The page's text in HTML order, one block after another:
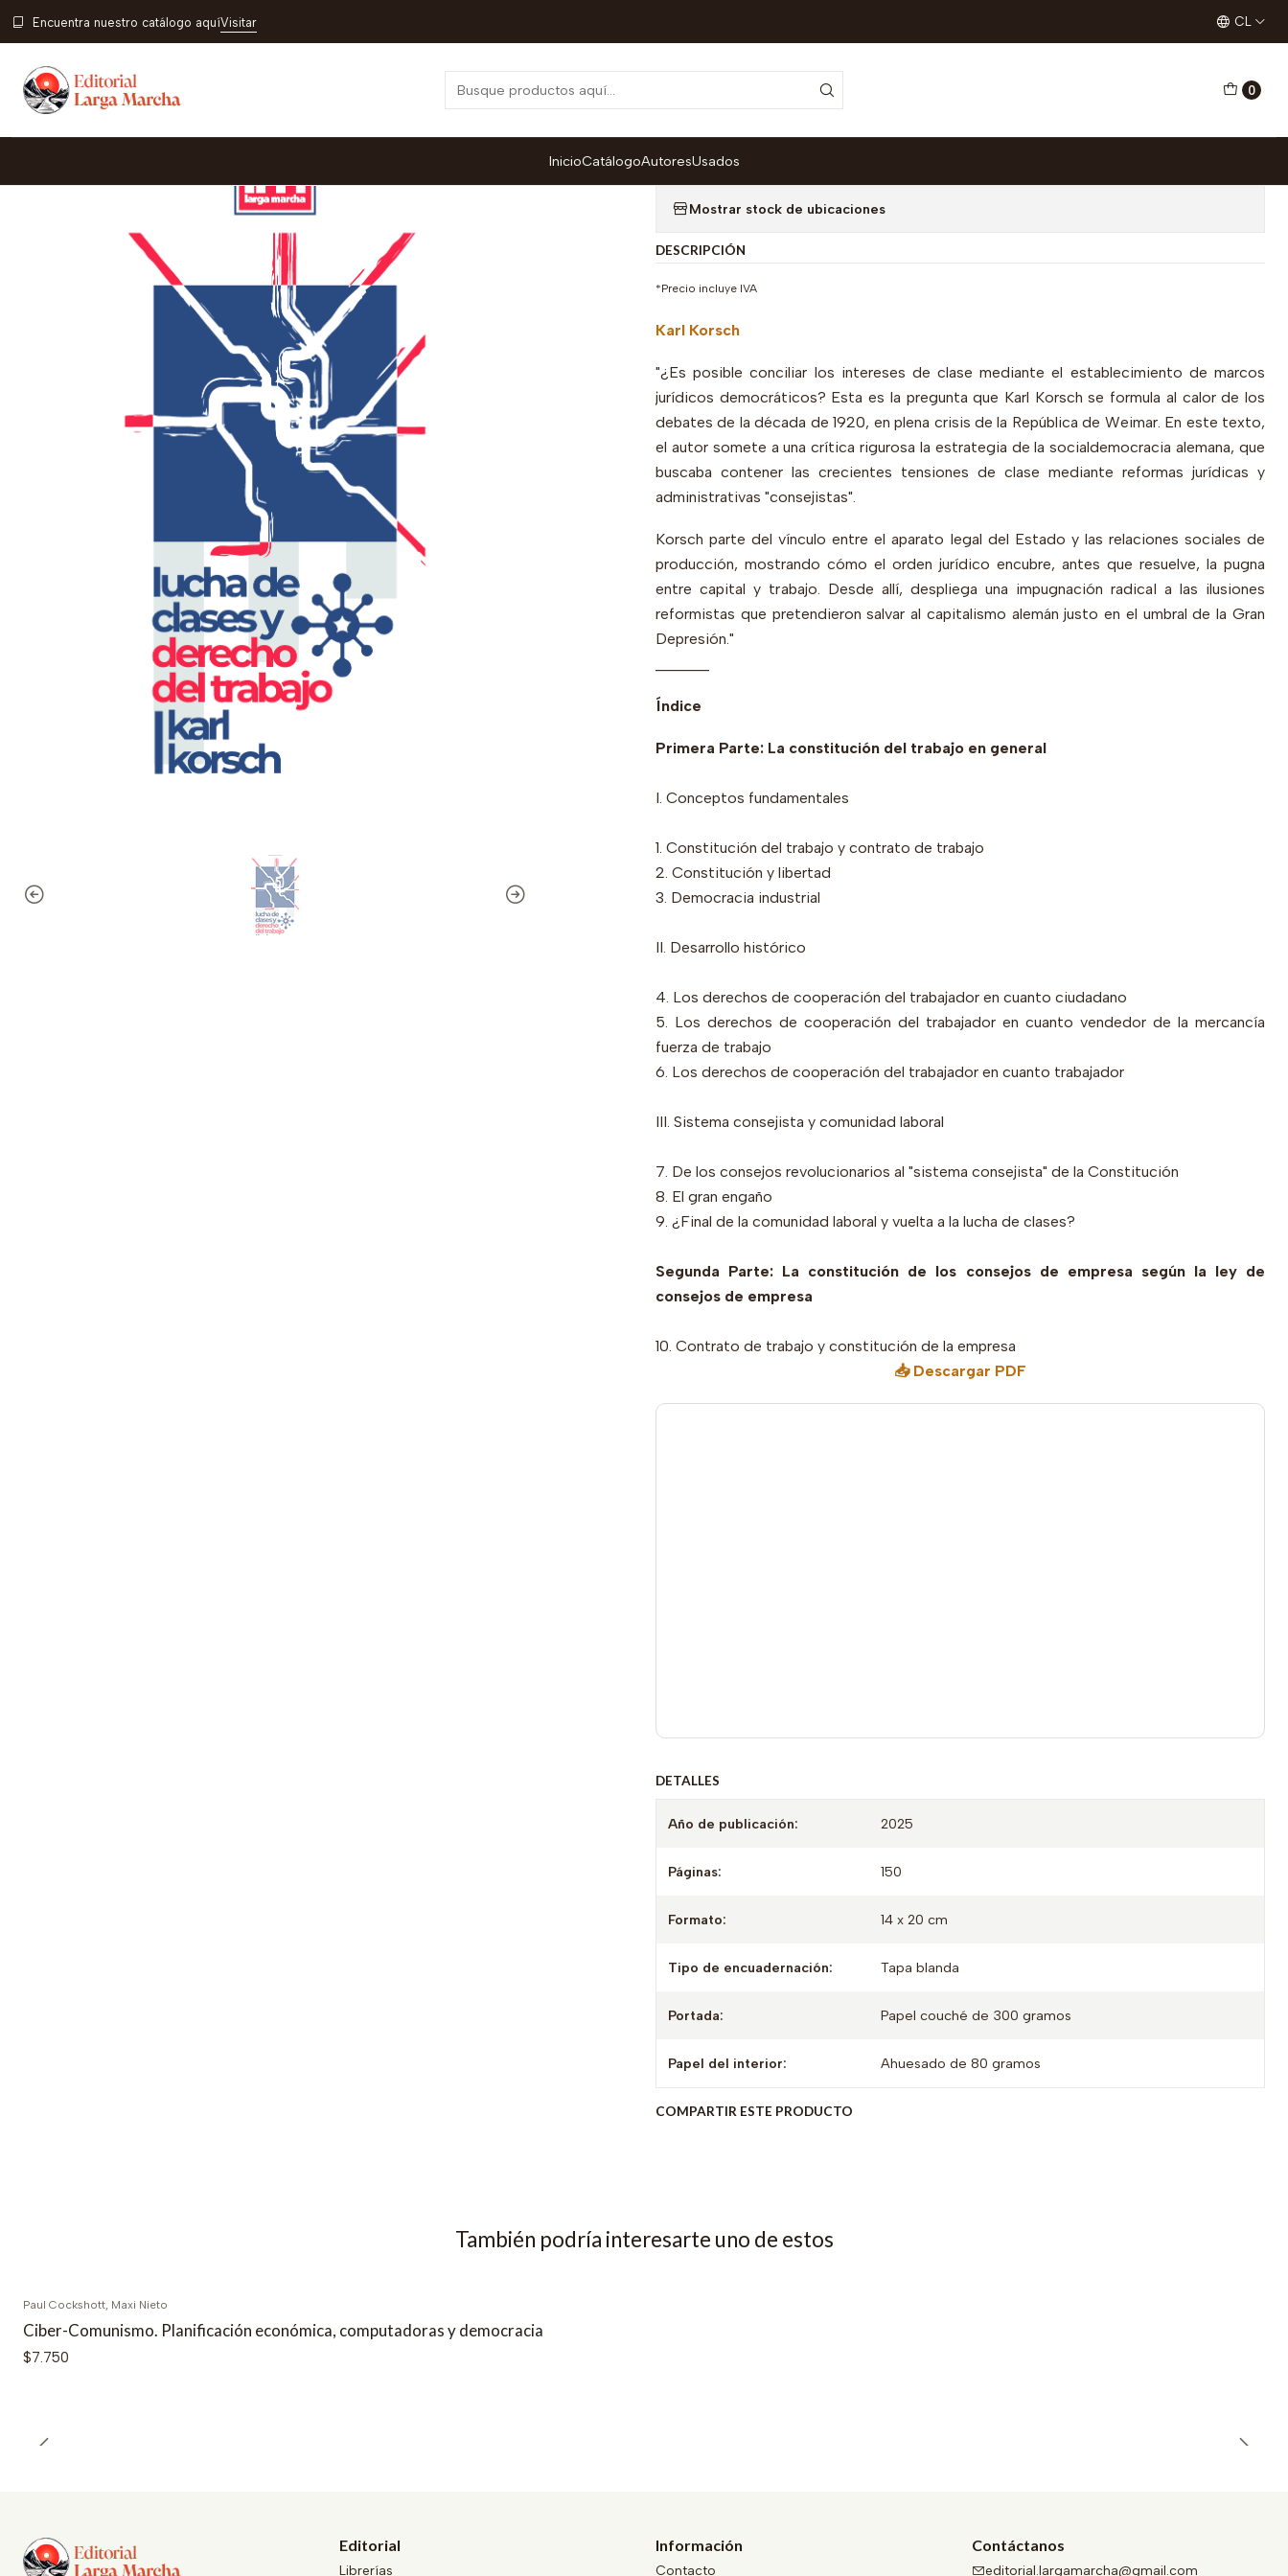
0
InicioCatálogoAutoresUsados
Encuentra nuestro catálogo aquíVisitar CL
Lucha de clases y derecho del trabajo
Cantidad
Mostrar stock de ubicaciones
DESCRIPCIÓN
*Precio incluye IVA
Karl Korsch
"¿Es posible conciliar los intereses de clase mediante el establecimiento de marcos
jurídicos democráticos? Esta es la pregunta que Karl Korsch se formula al calor de los
debates de la década de 1920, en plena crisis de la República de Weimar. En este texto,
el autor somete a una crítica rigurosa la estrategia de la socialdemocracia alemana, que
buscaba contener las crecientes tensiones de clase mediante reformas jurídicas y
administrativas "consejistas".
Korsch parte del vínculo entre el aparato legal del Estado y las relaciones sociales de
producción, mostrando cómo el orden jurídico encubre, antes que resuelve, la pugna
entre capital y trabajo. Desde allí, despliega una impugnación radical a las ilusiones
reformistas que pretendieron salvar al capitalismo alemán justo en el umbral de la Gran
Depresión."
Índice
Primera Parte: La constitución del trabajo en general
I. Conceptos fundamentales
1. Constitución del trabajo y contrato de trabajo
2. Constitución y libertad
3. Democracia industrial
II. Desarrollo histórico
4. Los derechos de cooperación del trabajador en cuanto ciudadano
5. Los derechos de cooperación del trabajador en cuanto vendedor de la mercancía
fuerza de trabajo
6. Los derechos de cooperación del trabajador en cuanto trabajador
III. Sistema consejista y comunidad laboral
7. De los consejos revolucionarios al "sistema consejista" de la Constitución
8. El gran engaño
9. ¿Final de la comunidad laboral y vuelta a la lucha de clases?
Segunda Parte: La constitución de los consejos de empresa según la ley de
consejos de empresa
10. Contrato de trabajo y constitución de la empresa
📥 Descargar PDF
DETALLES
Año de publicación: 2025
Páginas: 150
Formato: 14 x 20 cm
Tipo de encuadernación: Tapa blanda
Portada: Papel couché de 300 gramos
Papel del interior: Ahuesado de 80 gramos
COMPARTIR ESTE PRODUCTO
También podría interesarte uno de estos
Paul Cockshott, Maxi Nieto
Ciber-Comunismo. Planificación económica, computadoras y democracia
$7.750
Editorial
Librerías
Información
Contacto
Contáctanos
editorial.largamarcha@gmail.com